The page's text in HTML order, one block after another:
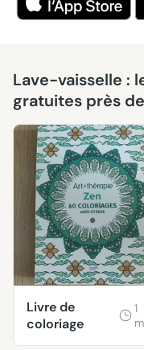
Lave-vaisselle : les dernières annonces
gratuites près
Livre de
coloriage
1